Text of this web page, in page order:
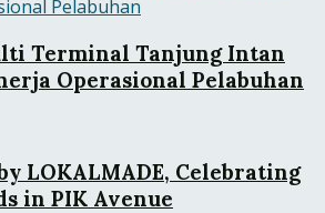
Terminal Tanjung Intan
Operasional Pelabuhan
by LOKALMADE, Celebrating
in PIK Avenue